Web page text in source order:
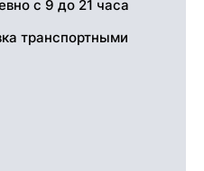
с 9 до 21 часа
транспортными